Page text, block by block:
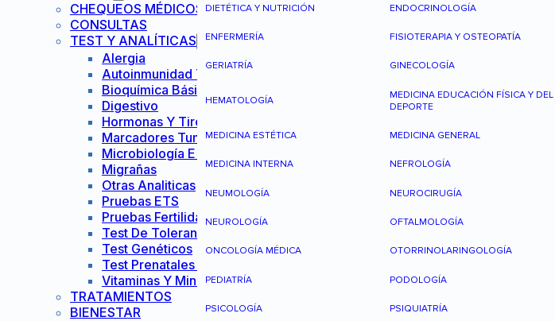
DIETÉTICA Y NUTRICIÓN ENDOCRINOLOGÍA
ENFERMERÍA FISIOTERAPIA Y OSTEOPATÍA
GERIATRÍA GINECOLOGÍA
HEMATOLOGÍA
MEDICINA EDUCACIÓN FÍSICA Y DEL
DEPORTE
MEDICINA ESTÉTICA MEDICINA GENERAL
MEDICINA INTERNA NEFROLOGÍA
NEUMOLOGÍA NEUROCIRUGÍA
NEUROLOGÍA OFTALMOLOGÍA
ONCOLOGÍA MÉDICA OTORRINOLARINGOLOGÍA
PEDIATRÍA PODOLOGÍA
PSICOLOGÍA PSIQUIATRÍA
CHEQUEOS MÉDICOS
CONSULTAS
TEST Y ANALÍTICAS
Alergia
Autoinmunidad Y Reumatología
Bioquímica Básica
Digestivo
Hormonas Y Tiroides
Marcadores Tumorales
Microbiología E Infecciones
Migrañas
Otras Analiticas
Pruebas ETS
Pruebas Fertilidad Mujer
Test De Tolerancia Alimentaria
Test Genéticos
Test Prenatales No Invasivos
Vitaminas Y Minerales
TRATAMIENTOS
BIENESTAR